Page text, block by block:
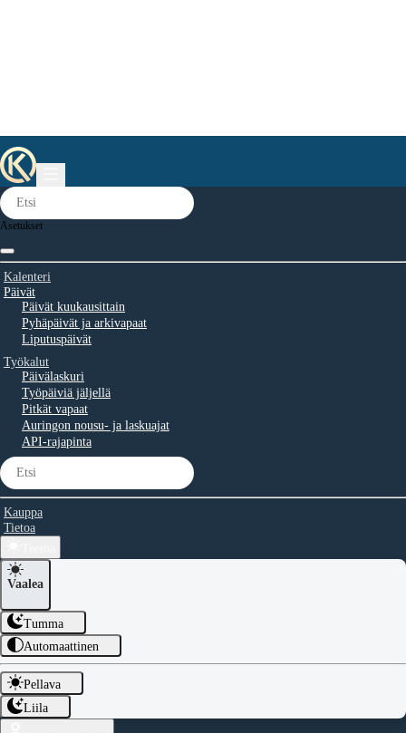
Asetukset
Kalenteri
Päivät
Päivät kuukausittain
Pyhäpäivät ja arkivapaat
Liputuspäivät
Työkalut
Päivälaskuri
Työpäiviä jäljellä
Pitkät vapaat
Auringon nousu- ja laskuajat
API-rajapinta
Kauppa
Tietoa
Vaalea
Tumma
Automaattinen
Pellava
Liila